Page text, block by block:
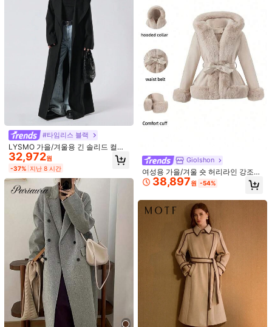
1.8M 팔로워
4.86 1.8M 팔로워
4.86 1.8M 팔로워
4.86 1.8M 팔로워
1.8M 팔로워
4.86 1.8M 팔로워
4.86 1.8M 팔로워
4.86 1.8M 팔로워
마음에 드실 거예요.
속옷 & 잠옷 의류 액세서리 주얼리 & 시계 신발
#박시 코트
빈티지 스타일 솔리드 컬러 더블 브레
스트 하이 칼라 여성 재킷, 가을/겨울
블랙 봄 출퇴근 여성 코트
#5 TOP 3위
22,941원 -33% 추정된
#트위드에서 영감을 받은
DEEKA 가을/겨울 신상 여성 패션 유
럽 & 미국 스타일 미니멀리스트 칼라
울 혼방 숏 재킷 봄, 조용한 럭셔리
#3 TOP 3위 카키 여성 코트
23,121원 -33% 추정된
#타임리스 블랙
LYSMO 가을/겨울용 긴 솔리드 컬러
벨트 포켓 우아한 루즈 컴피 긴소매 재
킷
32,972원
-37% 지난 8 시간
Giolshon
여성용 가을/겨울 숏 허리라인 강조
울 블렌드 인조 퍼 캐주얼 재킷
38,897원 -54%